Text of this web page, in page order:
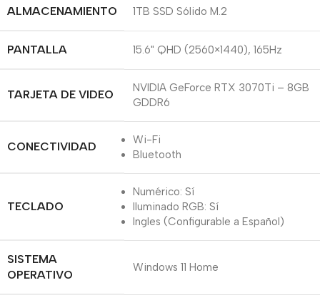
ALMACENAMIENTO 1TB SSD Sólido M.2
PANTALLA 15.6" QHD (2560×1440), 165Hz
TARJETA DE VIDEO
NVIDIA GeForce RTX 3070Ti – 8GB
GDDR6
CONECTIVIDAD
Wi-Fi
Bluetooth
TECLADO
Numérico: Sí
Iluminado RGB: Sí
Ingles (Configurable a Español)
SISTEMA
OPERATIVO
Windows 11 Home